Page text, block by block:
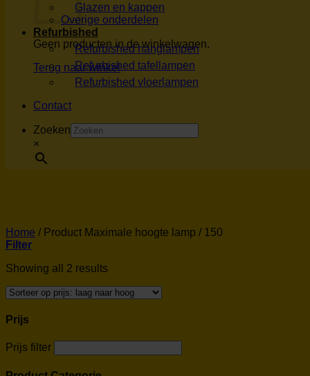
Geen producten in de winkelwagen.
Terug naar winkel
Glazen en kappen
Overige onderdelen
Refurbished
Refurbished hanglampen
Refurbished tafellampen
Refurbished vloerlampen
Contact
Zoeken
×
Home / Product Maximale hoogte lamp / 150
Filter
Showing all 2 results
Prijs
Prijs filter